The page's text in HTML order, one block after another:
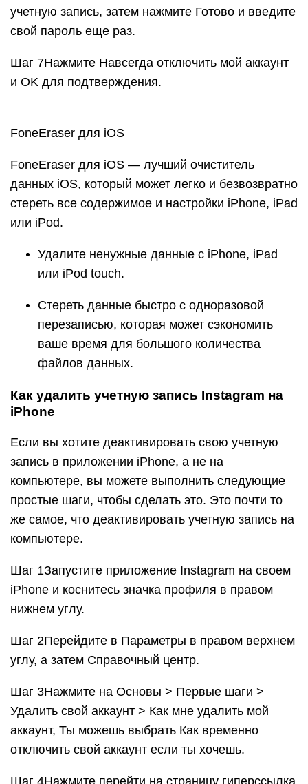
учетную запись, затем нажмите Готово и введите
свой пароль еще раз.
Шаг 7Нажмите Навсегда отключить мой аккаунт
и OK для подтверждения.
FoneEraser для iOS
FoneEraser для iOS — лучший очиститель
данных iOS, который может легко и безвозвратно
стереть все содержимое и настройки iPhone, iPad
или iPod.
Удалите ненужные данные с iPhone, iPad
или iPod touch.
Стереть данные быстро с одноразовой
перезаписью, которая может сэкономить
ваше время для большого количества
файлов данных.
Как удалить учетную запись Instagram на
iPhone
Если вы хотите деактивировать свою учетную
запись в приложении iPhone, а не на
компьютере, вы можете выполнить следующие
простые шаги, чтобы сделать это. Это почти то
же самое, что деактивировать учетную запись на
компьютере.
Шаг 1Запустите приложение Instagram на своем
iPhone и коснитесь значка профиля в правом
нижнем углу.
Шаг 2Перейдите в Параметры в правом верхнем
углу, а затем Справочный центр.
Шаг 3Нажмите на Основы > Первые шаги >
Удалить свой аккаунт > Как мне удалить мой
аккаунт, Ты можешь выбрать Как временно
отключить свой аккаунт если ты хочешь.
Шаг 4Нажмите перейти на страницу гиперссылка